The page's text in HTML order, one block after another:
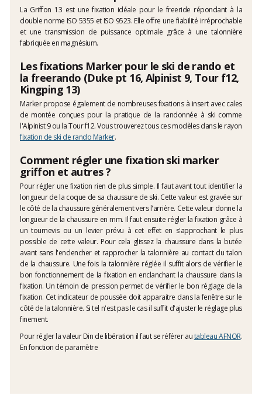
La Griffon 13 est une fixation idéale pour le freeride répondant à la
double norme ISO 5355 et ISO 9523. Elle offre une fiabilité irréprochable
et une transmission de puissance optimale grâce à une talonnière
fabriquée en magnésium.
Les fixations Marker pour le ski de rando et
la freerando (Duke pt 16, Alpinist 9, Tour f12,
Kingping 13)
Marker propose également de nombreuses fixations à insert avec cales
de montée conçues pour la pratique de la randonnée à ski comme
l'Alpinist 9 ou la Tour f12. Vous trouverez tous ces modèles dans le rayon
fixation de ski de rando Marker.
Comment régler une fixation ski marker
griffon et autres ?
Pour régler une fixation rien de plus simple. Il faut avant tout identifier la
longueur de la coque de sa chaussure de ski. Cette valeur est gravée sur
le côté de la chaussure généralement vers l'arrière. Cette valeur donne la
longueur de la chaussure en mm. Il faut ensuite régler la fixation grâce à
un tournevis ou un levier prévu à cet effet en s'approchant le plus
possible de cette valeur. Pour cela glissez la chaussure dans la butée
avant sans l'enclencher et rapprocher la talonnière au contact du talon
de la chaussure. Une fois la talonnière réglée il suffit alors de vérifier le
bon fonctionnement de la fixation en enclanchant la chaussure dans la
fixation. Un témoin de pression permet de vérifier le bon réglage de la
fixation. Cet indicateur de poussée doit apparaitre dans la fenêtre sur le
côté de la talonnière. Si tel n'est pas le cas il suffit d'ajuster le réglage plus
finement.
Pour régler la valeur Din de libération il faut se référer autableau AFNOR.
En fonction de paramètre